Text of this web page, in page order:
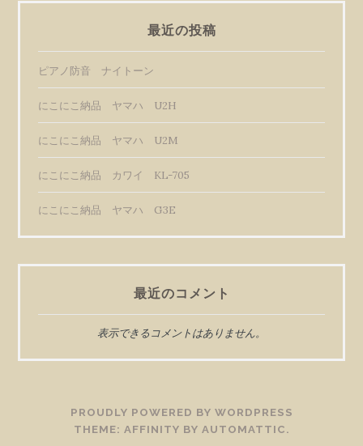
最近の投稿
ピアノ防音 ナイトーン
にこにこ納品 ヤマハ U2H
にこにこ納品 ヤマハ U2M
にこにこ納品 カワイ KL-705
にこにこ納品 ヤマハ G3E
最近のコメント
表示できるコメントはありません。
PROUDLY POWERED BY WORDPRESS
THEME: AFFINITY BY AUTOMATTIC .